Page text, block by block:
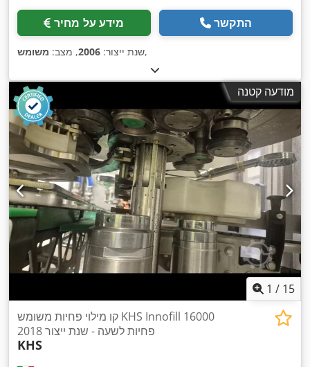
מידע על מחיר התקשר
שנת ייצור: 2006, מצב: משומש ,
מודעה קטנה
1 / 15
קו מילוי פחיות משומש KHS Innofill 16000
פחיות לשעה - שנת ייצור 2018
KHS